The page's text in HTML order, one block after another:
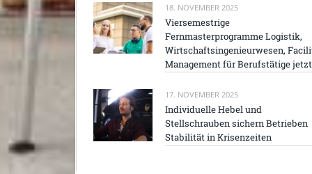
18. NOVEMBER 2025
Viersemestrige
Fernmasterprogramme Logistik,
Wirtschaftsingenieurwesen,
Management für Berufstätige jetzt
17. NOVEMBER 2025
Individuelle Hebel und
Stellschrauben sichern Betrieben
Stabilität in Krisenzeiten